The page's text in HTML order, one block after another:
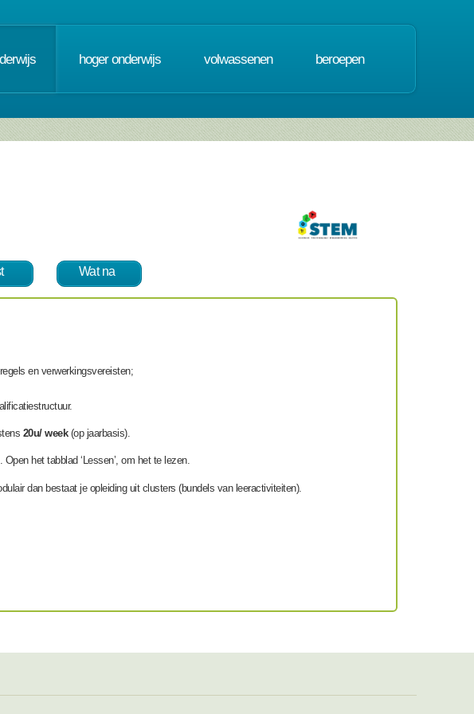
hoger onderwijs volwassenen beroepen
Wat na
en verwerkingsvereisten;
20u/ week(op jaarbasis).
het tabblad ‘Lessen’, om het te lezen.
dan bestaat je opleiding uit clusters (bundels van leeractiviteiten).